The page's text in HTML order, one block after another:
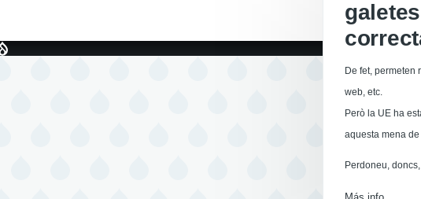
De fet, permeten
web, etc.
Però la UE ha
aquesta mena
Perdoneu,